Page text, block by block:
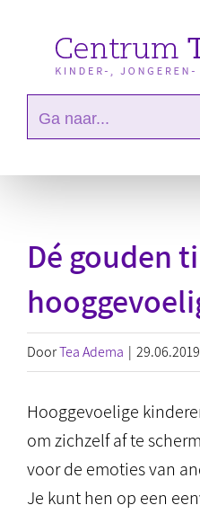
Ga naar...
Dé gouden
DoorTea Adema | 29.06.2019
Hooggevoelige
om zichzelf af te
voor de emoties van
Je kunt hen op een